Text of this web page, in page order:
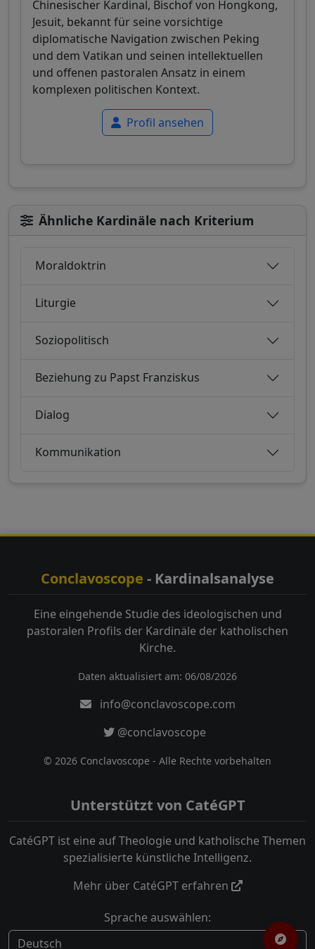
Chinesischer Kardinal, Bischof von Hongkong,
Jesuit, bekannt für seine vorsichtige
diplomatische Navigation zwischen Peking
und dem Vatikan und seinen intellektuellen
und offenen pastoralen Ansatz in einem
komplexen politischen Kontext.
Profil ansehen
Ähnliche Kardinäle nach Kriterium
Moraldoktrin
Liturgie
Soziopolitisch
Beziehung zu Papst Franziskus
Dialog
Kommunikation
Conclavoscope - Kardinalsanalyse
Eine eingehende Studie des ideologischen und
pastoralen Profils der Kardinäle der katholischen
Kirche.
Daten aktualisiert am: 06/08/2026
info@conclavoscope.com
@conclavoscope
© 2026 Conclavoscope - Alle Rechte vorbehalten
Unterstützt von CatéGPT
CatéGPT ist eine auf Theologie und katholische Themen
spezialisierte künstliche Intelligenz.
Mehr über CatéGPT erfahren
Sprache auswählen: